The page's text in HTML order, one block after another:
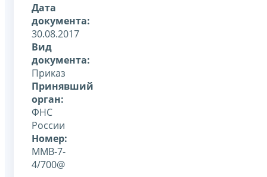
Дата
документа:
30.08.2017
Вид
документа:
Приказ
Принявший
орган:
ФНС
России
Номер:
ММВ-7-
4/700@